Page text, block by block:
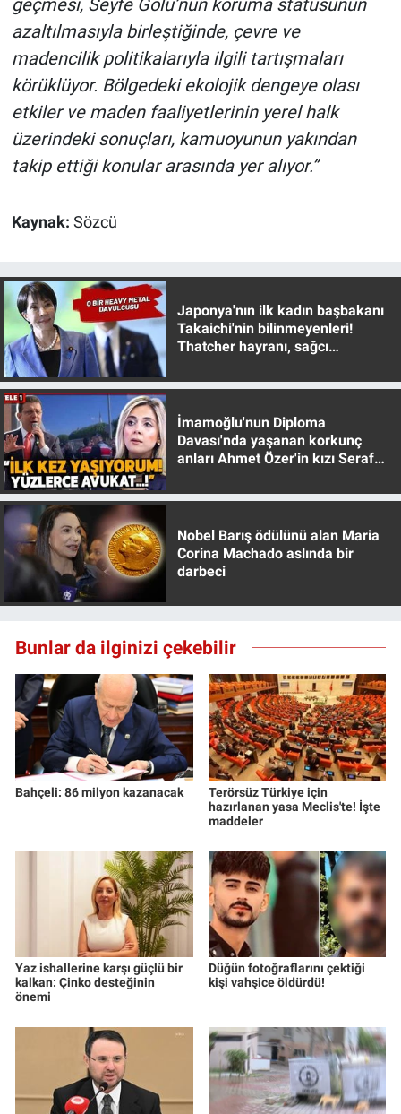
geçmesi, Seyfe Gölü’nün koruma statüsünün
azaltılmasıyla birleştiğinde, çevre ve
madencilik politikalarıyla ilgili tartışmaları
körüklüyor. Bölgedeki ekolojik dengeye olası
etkiler ve maden faaliyetlerinin yerel halk
üzerindeki sonuçları, kamuoyunun yakından
takip ettiği konular arasında yer alıyor.”
Kaynak: Sözcü
Japonya'nın ilk kadın başbakanı
Takaichi'nin bilinmeyenleri!
Thatcher hayranı, sağcı
İmamoğlu'nun Diploma
Davası'nda yaşanan korkunç
anları Ahmet Özer'in kızı Seraf
Nobel Barış ödülünü alan Maria
Corina Machado aslında bir
darbeci
Bunlar da ilginizi çekebilir
Bahçeli: 86 milyon kazanacak
Terörsüz Türkiye için
hazırlanan yasa Meclis'te! İşte
maddeler
Yaz ishallerine karşı güçlü bir
kalkan: Çinko desteğinin
önemi
Düğün fotoğraflarını çektiği
kişi vahşice öldürdü!